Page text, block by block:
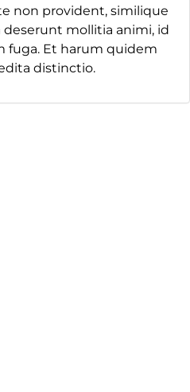
non provident, similique
mollitia animi, id
fuga. Et harum quidem
distinctio.